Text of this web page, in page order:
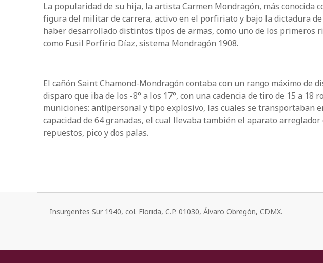
La popularidad de su hija, la artista Carmen Mondragón, más conocida
figura del militar de carrera, activo en el porfiriato y bajo la dictadura
haber desarrollado distintos tipos de armas, como uno de los primeros
como Fusil Porfirio Díaz, sistema Mondragón 1908.
El cañón Saint Chamond-Mondragón contaba con un rango máximo de
disparo que iba de los -8° a los 17°, con una cadencia de tiro de 15 a 18
municiones: antipersonal y tipo explosivo, las cuales se transportaban
capacidad de 64 granadas, el cual llevaba también el aparato
repuestos, pico y dos palas.
Insurgentes Sur 1940, col. Florida, C.P. 01030, Álvaro Obregón, CDMX.